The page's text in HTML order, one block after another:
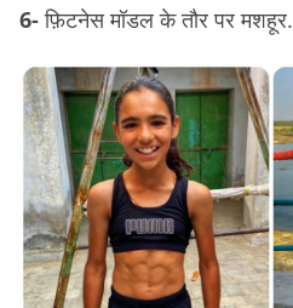
6-फ़िटनेस मॉडल के तौर पर मशहूर.